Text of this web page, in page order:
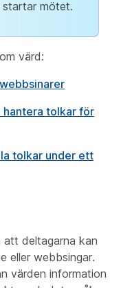
startar mötet.
värd:
tolkar för
tolkar under ett
deltagarna kan
eller webbsingar.
värden information